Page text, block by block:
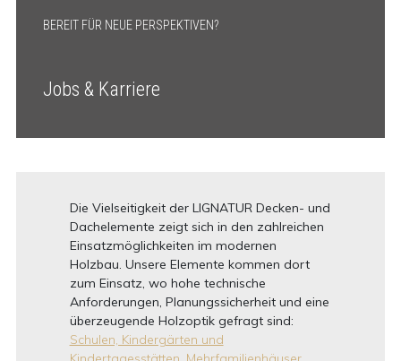
BEREIT FÜR NEUE PERSPEKTIVEN?
Jobs & Karriere
Die Vielseitigkeit der LIGNATUR Decken- und
Dachelemente zeigt sich in den zahlreichen
Einsatzmöglichkeiten im modernen
Holzbau. Unsere Elemente kommen dort
zum Einsatz, wo hohe technische
Anforderungen, Planungssicherheit und eine
überzeugende Holzoptik gefragt sind:
Schulen, Kindergärten und